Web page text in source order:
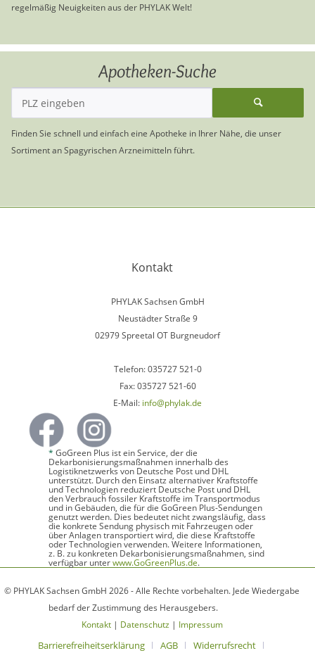
regelmäßig Neuigkeiten aus der PHYLAK Welt!
Apotheken-Suche
Finden Sie schnell und einfach eine Apotheke in Ihrer Nähe, die unser
Sortiment an Spagyrischen Arzneimitteln führt.
Kontakt
PHYLAK Sachsen GmbH
Neustädter Straße 9
02979 Spreetal OT Burgneudorf
Telefon: 035727 521-0
Fax: 035727 521-60
E-Mail: info@phylak.de
* GoGreen Plus ist ein Service, der die
Dekarbonisierungsmaßnahmen innerhalb des
Logistiknetzwerks von Deutsche Post und DHL
unterstützt. Durch den Einsatz alternativer Kraftstoffe
und Technologien reduziert Deutsche Post und DHL
den Verbrauch fossiler Kraftstoffe im Transportmodus
und in Gebäuden, die für die GoGreen Plus-Sendungen
genutzt werden. Dies bedeutet nicht zwangsläufig, dass
die konkrete Sendung physisch mit Fahrzeugen oder
über Anlagen transportiert wird, die diese Kraftstoffe
oder Technologien verwenden. Weitere Informationen,
z. B. zu konkreten Dekarbonisierungsmaßnahmen, sind
verfügbar unterwww.GoGreenPlus.de.
© PHYLAK Sachsen GmbH 2026 - Alle Rechte vorbehalten. Jede Wiedergabe
bedarf der Zustimmung des Herausgebers.
Kontakt| Datenschutz| Impressum
Barrierefreiheitserklärung AGB Widerrufsrecht